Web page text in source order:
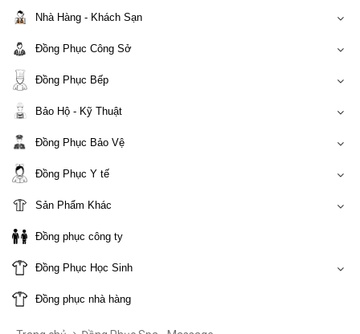
Nhà Hàng - Khách Sạn
Đồng Phục Công Sở
Đồng Phục Bếp
Bảo Hộ - Kỹ Thuật
Đồng Phục Bảo Vệ
Đồng Phục Y tế
Sản Phẩm Khác
Đồng phục công ty
Đồng Phục Học Sinh
Đồng phục nhà hàng